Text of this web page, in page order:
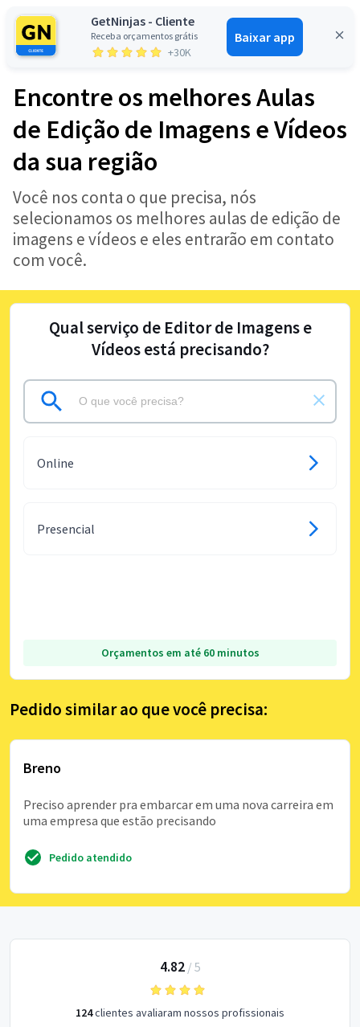
GetNinjas - Cliente
Receba orçamentos grátis
+30K
Baixar app
Entrar
Encontre os melhores Aulas
de Edição de Imagens e Vídeos
da sua região
Você nos conta o que precisa, nós
selecionamos os melhores aulas de edição de
imagens e vídeos e eles entrarão em contato
com você.
Qual serviço de Editor de Imagens e
Vídeos está precisando?
Online
Presencial
Orçamentos em até 60 minutos
Pedido similar ao que você precisa:
Breno
Preciso aprender pra embarcar em uma nova carreira em
uma empresa que estão precisando
Pedido atendido
4.82/ 5
124clientes avaliaram nossos profissionais